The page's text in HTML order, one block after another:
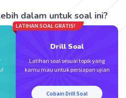
dalam untuk soal ini?
LATIHAN SOAL GRATIS!
Drill Soal
Latihan soal sesuai topik yang
kamu mau untuk persiapan ujian
Cobain Drill Soal